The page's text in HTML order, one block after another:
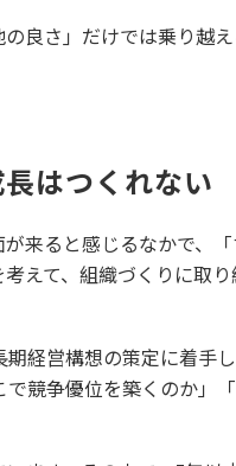
良さ」だけでは乗り越
はつくれない
来ると感じるなかで、
えて、組織づくりに取
経営構想の策定に着手
競争優位を築くのか」